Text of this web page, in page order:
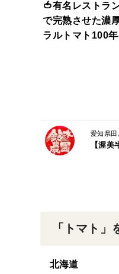
「トマト
北海道
🍅有名レストラ
で完熟させた濃
ラルトマト100
愛知県田
【渥